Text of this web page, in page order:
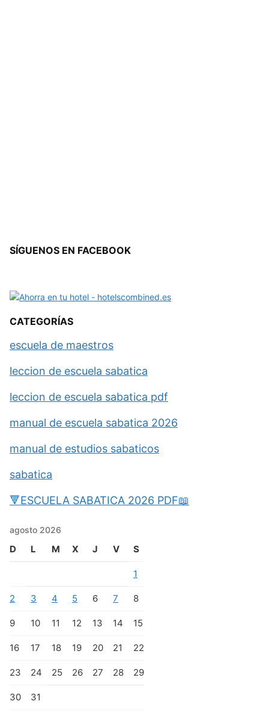
SÍGUENOS EN FACEBOOK
CATEGORÍAS
escuela de maestros
leccion de escuela sabatica
leccion de escuela sabatica pdf
manual de escuela sabatica 2026
manual de estudios sabaticos
sabatica
🔻ESCUELA SABATICA 2026 PDF📖
agosto 2026
D L M X J V S
1
2 3 4 5 6 7 8
9 10 11 12 13 14 15
16 17 18 19 20 21 22
23 24 25 26 27 28 29
30 31